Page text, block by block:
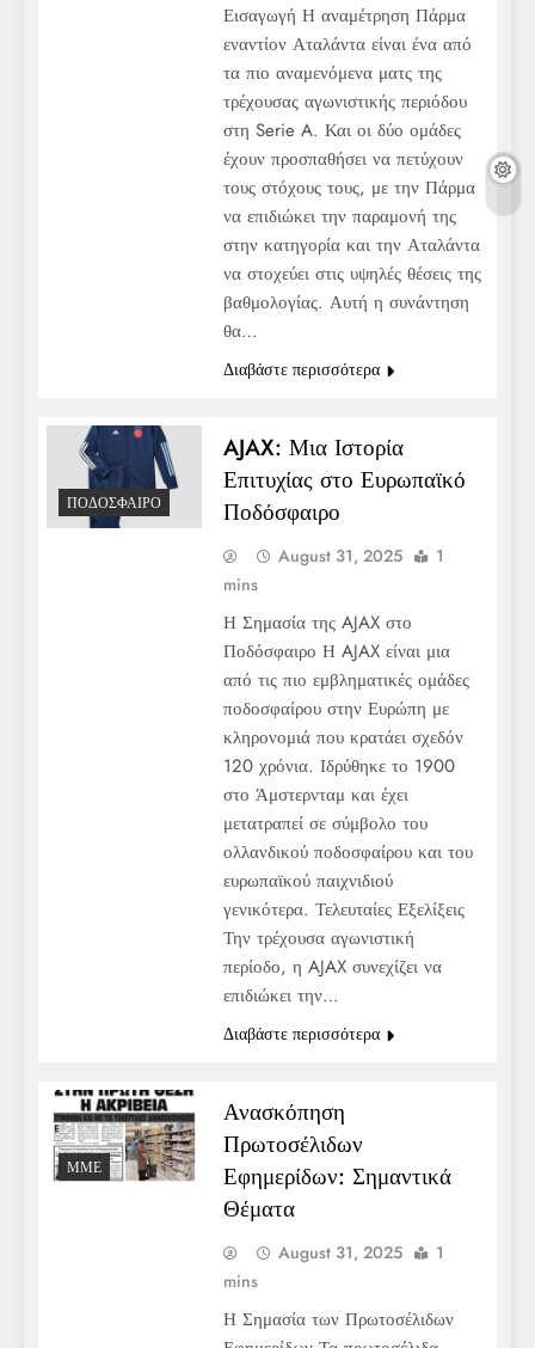
Εισαγωγή Η αναμέτρηση Πάρμα
εναντίον Αταλάντα είναι ένα από
τα πιο αναμενόμενα ματς της
τρέχουσας αγωνιστικής περιόδου
στη Serie A. Και οι δύο ομάδες
έχουν προσπαθήσει να πετύχουν
τους στόχους τους, με την Πάρμα
να επιδιώκει την παραμονή της
στην κατηγορία και την Αταλάντα
να στοχεύει στις υψηλές θέσεις της
βαθμολογίας. Αυτή η συνάντηση
θα…
Διαβάστε περισσότερα
ΠΟΔΌΣΦΑΙΡΟ
AJAX: Μια Ιστορία
Επιτυχίας στο Ευρωπαϊκό
Ποδόσφαιρο
August 31, 2025
1
mins
Η Σημασία της AJAX στο
Ποδόσφαιρο Η AJAX είναι μια
από τις πιο εμβληματικές ομάδες
ποδοσφαίρου στην Ευρώπη με
κληρονομιά που κρατάει σχεδόν
120 χρόνια. Ιδρύθηκε το 1900
στο Άμστερνταμ και έχει
μετατραπεί σε σύμβολο του
ολλανδικού ποδοσφαίρου και του
ευρωπαϊκού παιχνιδιού
γενικότερα. Τελευταίες Εξελίξεις
Την τρέχουσα αγωνιστική
περίοδο, η AJAX συνεχίζει να
επιδιώκει την…
Διαβάστε περισσότερα
ΜΜΕ
Ανασκόπηση
Πρωτοσέλιδων
Εφημερίδων: Σημαντικά
Θέματα
August 31, 2025
1
mins
Η Σημασία των Πρωτοσέλιδων